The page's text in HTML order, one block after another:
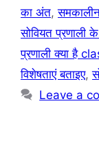
का अंत,समकालीन
सोवियत प्रणाली
प्रणाली क्या है
विशेषताएं बताइए,
Leave a